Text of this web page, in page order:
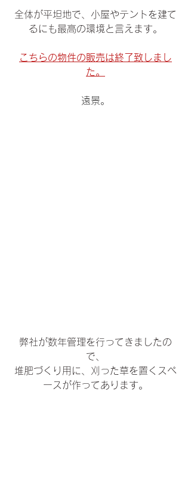
全体が平坦地で、小屋やテントを建て
るにも最高の環境と言えます。
こちらの物件の販売は終了致しまし
た。
遠景。
弊社が数年管理を行ってきましたの
で、
堆肥づくり用に、刈った草を置くスペ
ースが作ってあります。